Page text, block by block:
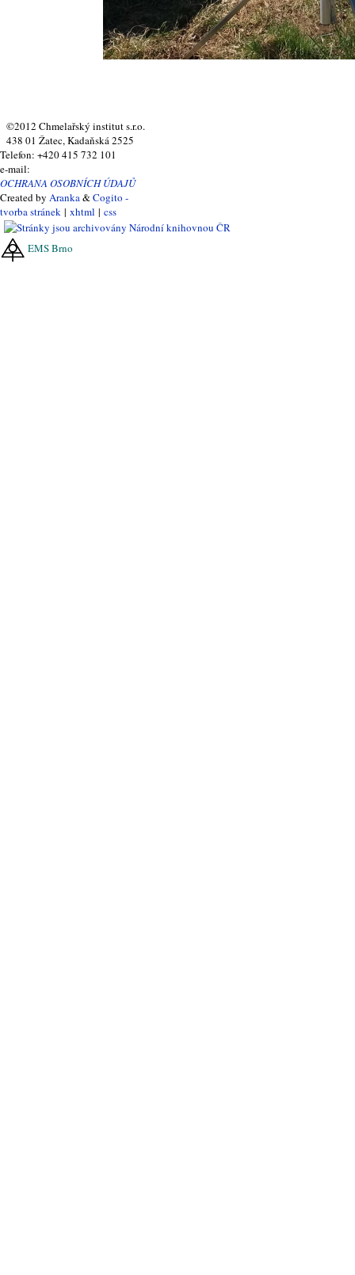
©2012 Chmelařský institut s.r.o.
438 01 Žatec, Kadaňská 2525
Telefon: +420 415 732 101
e-mail:
OCHRANA OSOBNÍCH ÚDAJŮ
Created by Aranka&Cogito -
tvorba stránek | xhtml | css
EMS Brno